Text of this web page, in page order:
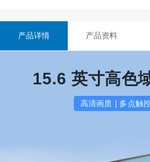
产品详情 产品资料
15.6 英寸高色
高清画质 | 多点触